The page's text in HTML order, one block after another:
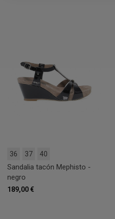
36 37 40
Sandalia tacón Mephisto -
negro
189,00 €